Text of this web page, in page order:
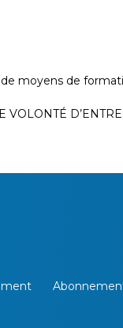
moyens de
VOLONTÉ